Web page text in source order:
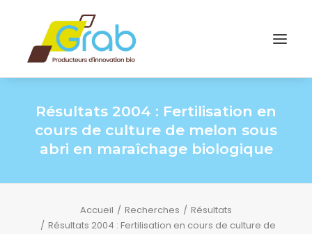
Résultats 2004 : Fertilisation en
cours de culture de melon sous
abri en maraîchage biologique
Accueil Recherches
Résultats
Résultats 2004 : Fertilisation en cours de culture de